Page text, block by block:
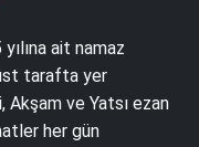
ait namaz
tarafta yer
Akşam ve Yatsı ezan
her gün